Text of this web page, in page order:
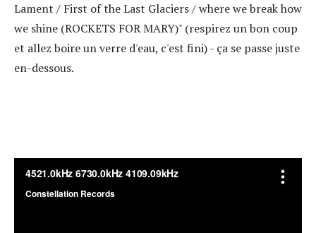
Lament / First of the Last Glaciers / where we break how
we shine (ROCKETS FOR MARY)" (respirez un bon coup
et allez boire un verre d'eau, c'est fini) - ça se passe juste
en-dessous.